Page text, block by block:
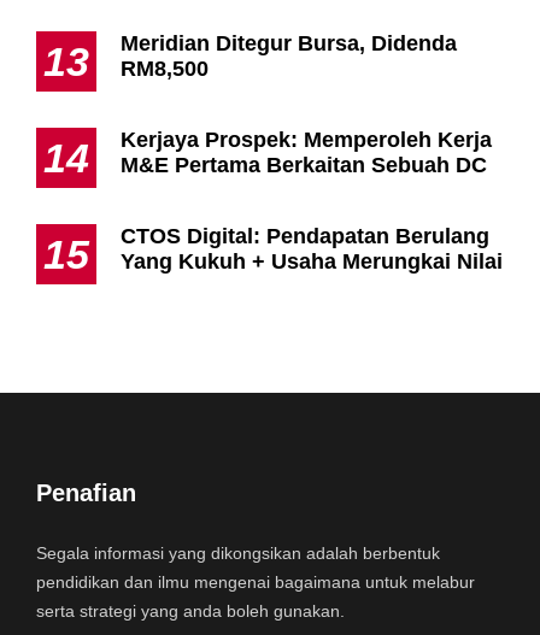
13
Meridian Ditegur Bursa, Didenda
RM8,500
14
Kerjaya Prospek: Memperoleh Kerja
M&E Pertama Berkaitan Sebuah DC
15
CTOS Digital: Pendapatan Berulang
Yang Kukuh + Usaha Merungkai Nilai
Penafian
Segala informasi yang dikongsikan adalah berbentuk
pendidikan dan ilmu mengenai bagaimana untuk melabur
serta strategi yang anda boleh gunakan.